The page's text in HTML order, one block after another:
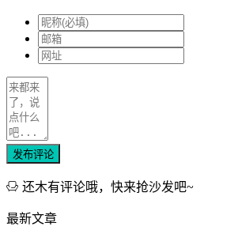
发布评论
还木有评论哦，快来抢沙发吧~
最新文章